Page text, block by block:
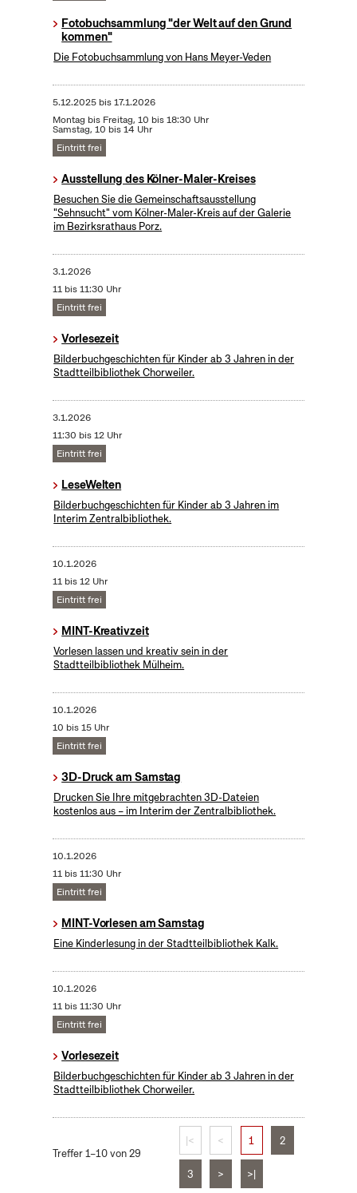
Fotobuchsammlung "der Welt auf den Grund
kommen"
Die Fotobuchsammlung von Hans Meyer-Veden
5.12.2025bis17.1.2026
Montag bis Freitag, 10 bis 18:30 Uhr
Samstag, 10 bis 14 Uhr
Eintritt frei
Ausstellung des Kölner-Maler-Kreises
Besuchen Sie die Gemeinschaftsausstellung
"Sehnsucht" vom Kölner-Maler-Kreis auf der Galerie
im Bezirksrathaus Porz.
3.1.2026
11 bis 11:30 Uhr
Eintritt frei
Vorlesezeit
Bilderbuchgeschichten für Kinder ab 3 Jahren in der
Stadtteilbibliothek Chorweiler.
3.1.2026
11:30 bis 12 Uhr
Eintritt frei
LeseWelten
Bilderbuchgeschichten für Kinder ab 3 Jahren im
Interim Zentralbibliothek.
10.1.2026
11 bis 12 Uhr
Eintritt frei
MINT-Kreativzeit
Vorlesen lassen und kreativ sein in der
Stadtteilbibliothek Mülheim.
10.1.2026
10 bis 15 Uhr
Eintritt frei
3D-Druck am Samstag
Drucken Sie Ihre mitgebrachten 3D-Dateien
kostenlos aus – im Interim der Zentralbibliothek.
10.1.2026
11 bis 11:30 Uhr
Eintritt frei
MINT-Vorlesen am Samstag
Eine Kinderlesung in der Stadtteilbibliothek Kalk.
10.1.2026
11 bis 11:30 Uhr
Eintritt frei
Vorlesezeit
Bilderbuchgeschichten für Kinder ab 3 Jahren in der
Stadtteilbibliothek Chorweiler.
Treffer 1–10 von 29
|< < 1 2
3 > >|